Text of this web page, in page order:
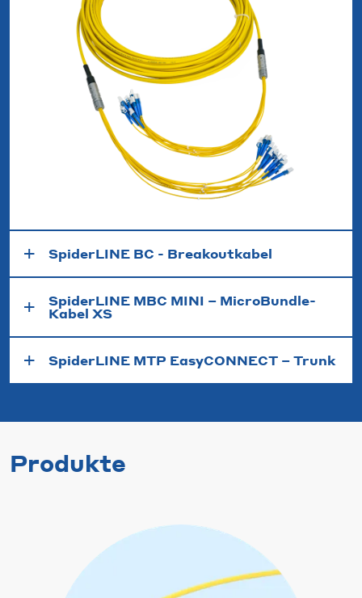
SpiderLINE BC - Breakoutkabel
SpiderLINE MBC MINI – MicroBundle-
Kabel XS
SpiderLINE MTP EasyCONNECT – Trunk
Produkte